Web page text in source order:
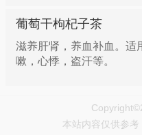
葡萄干枸杞子茶
滋养肝肾，养血补血。适
嗽，心悸，盗汗等。
本站内容仅供参